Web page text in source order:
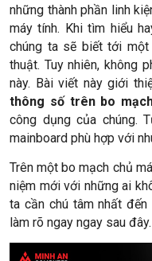
những thành phần linh
máy tính. Khi tìm hiểu
chúng ta sẽ biết tới
thuật. Tuy nhiên, không
này. Bài viết này giới
thông số trên bo
công dụng của chúng.
mainboard phù hợp với
Trên một bo mạch chủ
niệm mới với những ai
ta cần chú tâm nhất
làm rõ ngay ngay sau đây.